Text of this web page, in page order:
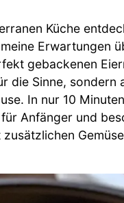
Küche
Erwartungen
gebackenen
die Sinne, sondern
In nur 10
Anfänger und